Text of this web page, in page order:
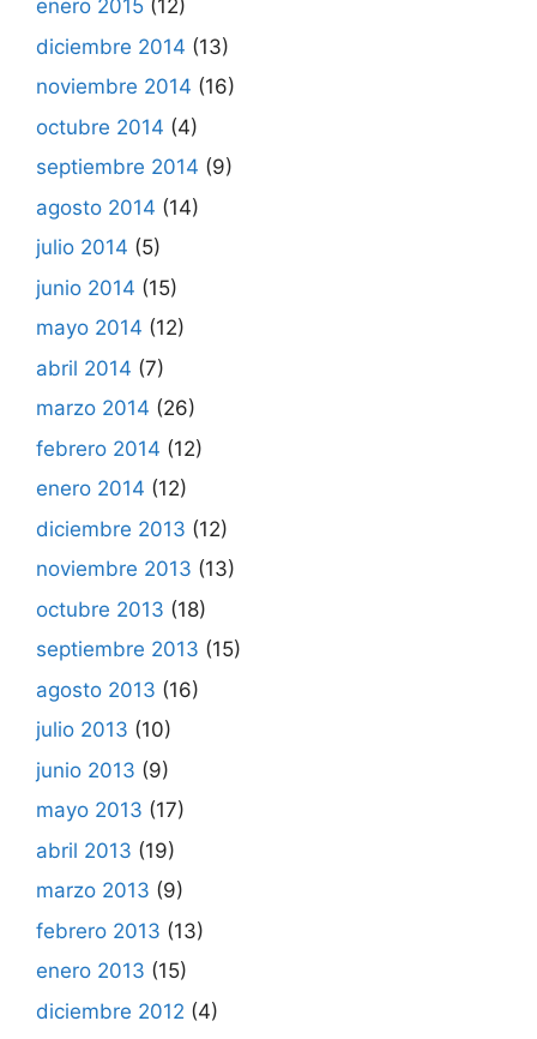
enero 2015 (12)
diciembre 2014 (13)
noviembre 2014 (16)
octubre 2014 (4)
septiembre 2014 (9)
agosto 2014 (14)
julio 2014 (5)
junio 2014 (15)
mayo 2014 (12)
abril 2014 (7)
marzo 2014 (26)
febrero 2014 (12)
enero 2014 (12)
diciembre 2013 (12)
noviembre 2013 (13)
octubre 2013 (18)
septiembre 2013 (15)
agosto 2013 (16)
julio 2013 (10)
junio 2013 (9)
mayo 2013 (17)
abril 2013 (19)
marzo 2013 (9)
febrero 2013 (13)
enero 2013 (15)
diciembre 2012 (4)